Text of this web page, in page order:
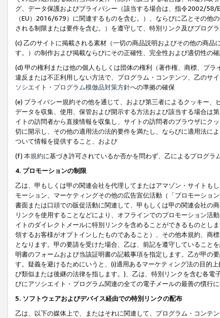
グ、データ保護およびプライバシー（該当する場合は、指令2002/58/
（EU）2016/679）に関連するものを含む。）、ならびに乙とその他
される制限または要件を含む。）を遵守して、特別リンク及びプログ
(c) 乙のサイトに掲載される素材（一切の商品説明およびその他の商
す。）の制作および掲載ならびにその正確性、完全性および適切性の
(d) 甲の権利または他の個人もしくは団体の権利（著作権、商標、プ
違反または不正利用しない方法で、プログラム・コンテンツ、乙のサ
ソシエイト・プログラム模倣品対策方針への準拠の確保
(e) プライバシー規約その他を通じて、および第三者によるクッキー
データを収集、使用、保管および開示する方法および該当する場合は
イトの訪問者から直接情報を収集し、サイトの訪問者のブラウザにク
切に開示し、その他の適用法の法的要件を満たし、ならびに適用法に
ついて情報を提供すること、および
(f) 本規約に基づき許可されているか否かを問わず、乙によるプログ
4. プロモーションの制限
乙は、甲もしくは甲の関連会社を代理してまたはアマゾン・サイトも
モーション、マーケティングその他の広告宣伝活動（「プロモーショ
書面または口頭での販促活動に関連して、甲もしくは甲の関連会社の
リンクを使用することなどにより、オフラインでのプロモーション活
イトのダイレクトメールに特別リンクを含めることができるものとし
領するお客様がオプトインしたものであること）、その他本規約、商
となります。甲の要請を受けた場合、乙は、前記を遵守していること
明書のフォームおよび当該証明書の記載事項を指定します。乙が甲の
す。疑義を避けるためにいうと、(i)適用あるマーケティング法の目的
び類似または後継の法律を指します。)、乙は、特別リンクを含む各
びにアソシエイト・プログラム関連の全ての電子メールの最善の慣行
5. ソフトウェアおよびデバイス経由での特別リンクの配布
乙は、以下の媒体上で、またはそれに関連して、プログラム・コンテ